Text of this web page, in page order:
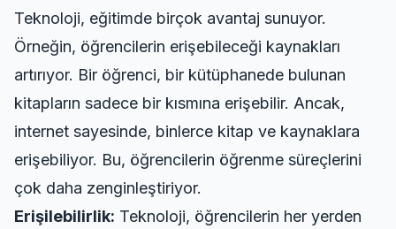
Teknoloji, eğitimde birçok avantaj sunuyor.
Örneğin, öğrencilerin erişebileceği kaynakları
artırıyor. Bir öğrenci, bir kütüphanede bulunan
kitapların sadece bir kısmına erişebilir. Ancak,
internet sayesinde, binlerce kitap ve kaynaklara
erişebiliyor. Bu, öğrencilerin öğrenme süreçlerini
çok daha zenginleştiriyor.
Erişilebilirlik: Teknoloji, öğrencilerin her yerden